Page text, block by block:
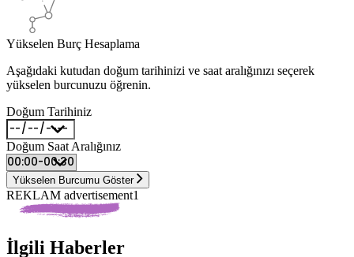
Yükselen Burç Hesaplama
Aşağıdaki kutudan doğum tarihinizi ve saat aralığınızı seçerek
yükselen burcunuzu öğrenin.
Doğum Tarihiniz
Doğum Saat Aralığınız
Yükselen Burcumu Göster
REKLAM advertisement1
İlgili Haberler